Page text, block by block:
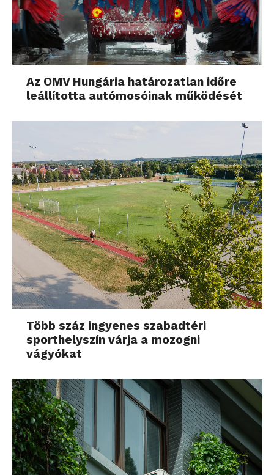
Az OMV Hungária határozatlan időre
leállította autómosóinak működését
Több száz ingyenes szabadtéri
sporthelyszín várja a mozogni
vágyókat